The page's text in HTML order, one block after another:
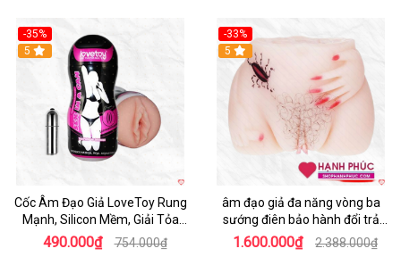
-35%
5
Cốc Âm Đạo Giả LoveToy Rung
Mạnh, Silicon Mềm, Giải Tỏa
Sinh Lý
490.000₫ 754.000₫
-33%
5
âm đạo giả đa năng vòng ba
sướng điên bảo hành đổi trả
nhanh
1.600.000₫ 2.388.000₫